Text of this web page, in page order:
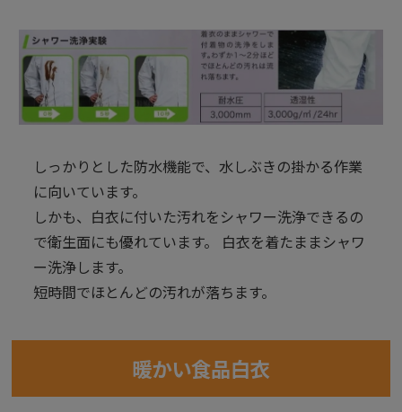
しっかりとした防水機能で、水しぶきの掛かる作業
に向いています。
しかも、白衣に付いた汚れをシャワー洗浄できるの
で衛生面にも優れています。 白衣を着たままシャワ
ー洗浄します。
短時間でほとんどの汚れが落ちます。
暖かい食品白衣